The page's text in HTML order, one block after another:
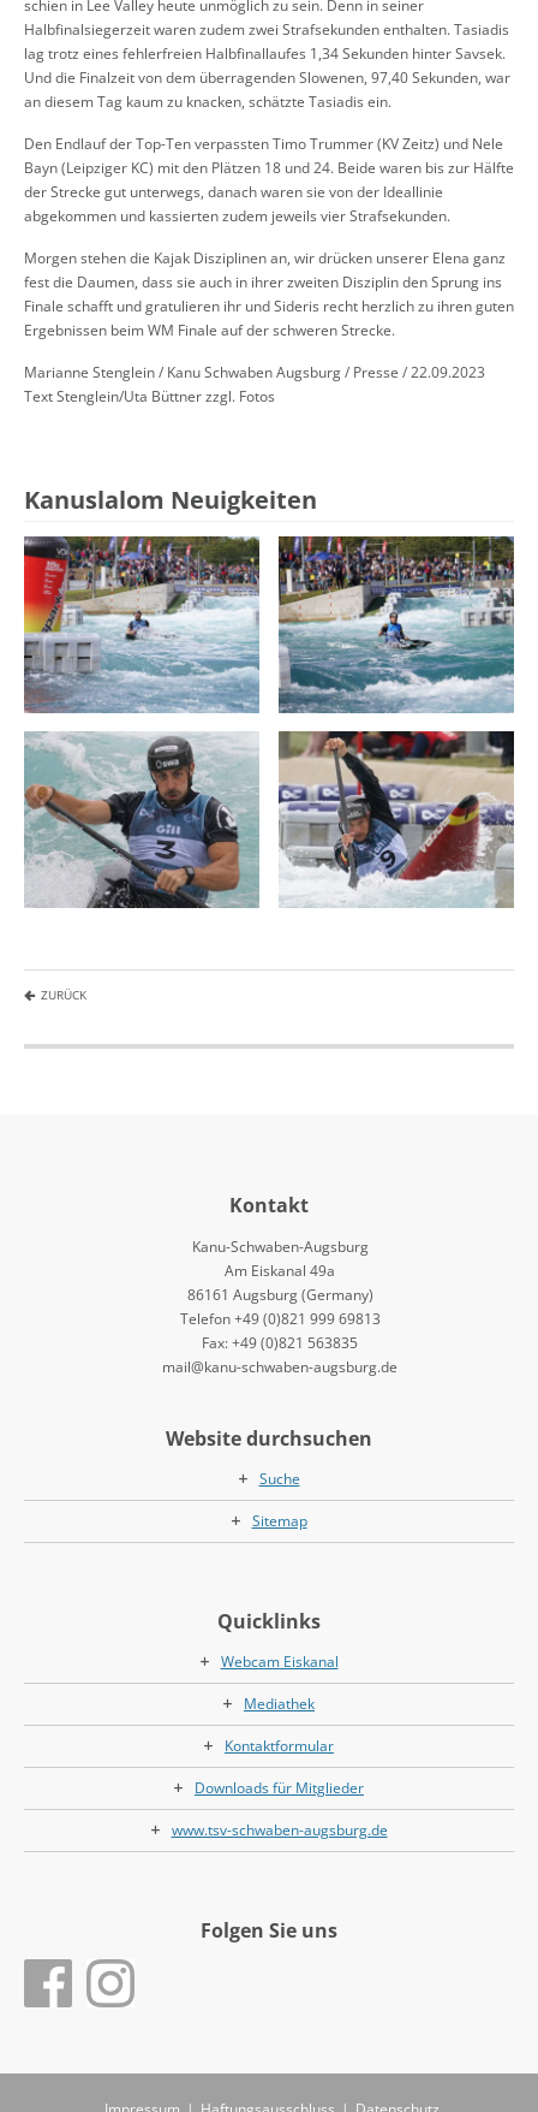
schien in Lee Valley heute unmöglich zu sein. Denn in seiner
Halbfinalsiegerzeit waren zudem zwei Strafsekunden enthalten. Tasiadis
lag trotz eines fehlerfreien Halbfinallaufes 1,34 Sekunden hinter Savsek.
Und die Finalzeit von dem überragenden Slowenen, 97,40 Sekunden, war
an diesem Tag kaum zu knacken, schätzte Tasiadis ein.
Den Endlauf der Top-Ten verpassten Timo Trummer (KV Zeitz) und Nele
Bayn (Leipziger KC) mit den Plätzen 18 und 24. Beide waren bis zur Hälfte
der Strecke gut unterwegs, danach waren sie von der Ideallinie
abgekommen und kassierten zudem jeweils vier Strafsekunden.
Morgen stehen die Kajak Disziplinen an, wir drücken unserer Elena ganz
fest die Daumen, dass sie auch in ihrer zweiten Disziplin den Sprung ins
Finale schafft und gratulieren ihr und Sideris recht herzlich zu ihren guten
Ergebnissen beim WM Finale auf der schweren Strecke.
Marianne Stenglein / Kanu Schwaben Augsburg / Presse / 22.09.2023
Text Stenglein/Uta Büttner zzgl. Fotos
Kanuslalom Neuigkeiten
ZURÜCK
Kontakt
Kanu-Schwaben-Augsburg
Am Eiskanal 49a
86161 Augsburg (Germany)
Telefon +49 (0)821 999 69813
Fax: +49 (0)821 563835
mail@kanu-schwaben-augsburg.de
Website durchsuchen
Suche
Sitemap
Quicklinks
Webcam Eiskanal
Mediathek
Kontaktformular
Downloads für Mitglieder
www.tsv-schwaben-augsburg.de
Folgen Sie uns